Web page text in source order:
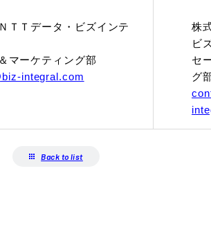
ＴＴデータ・ビズインテ
マーケティング部
integral.com
株
ビ
セ
グ
Back to list